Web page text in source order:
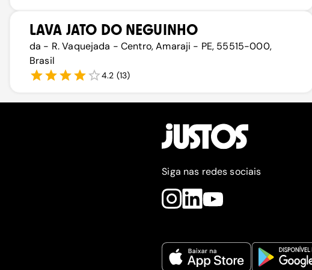
LAVA JATO DO NEGUINHO
da - R. Vaquejada - Centro, Amaraji - PE, 55515-000,
Brasil
4.2 (13)
Siga nas redes sociais